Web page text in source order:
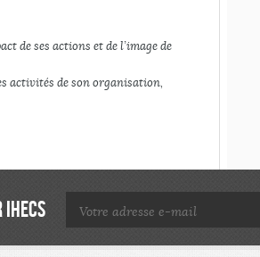
de ses actions et de l’image de
activités de son organisation,
IHECS